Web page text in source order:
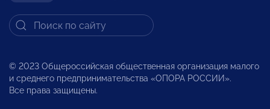
© 2023 Общероссийская общественная организация малого
и среднего предпринимательства «ОПОРА РОССИИ».
Все права защищены.